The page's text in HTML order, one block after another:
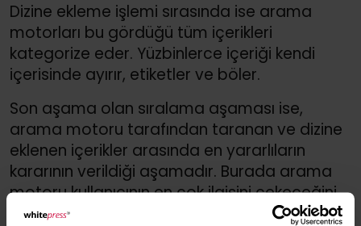
Dizine ekleme işlemi sırasında ise arama
motorları bu gördüğü tüm içerikleri
kategorize eder. Yüzbinlerce içeriği kendi
içerisinde ayırır, etiketler ve böler.
Son aşama olan sıralama aşaması ise,
arama motoru tarafından taranan ve dizine
eklenen içerikler arasında en yararlıların
kararının verildiği aşamadır. Burada arama
motoru kullanıcının en çok ilgisini çekeceğini
düşündüğü içeriği sıralar.